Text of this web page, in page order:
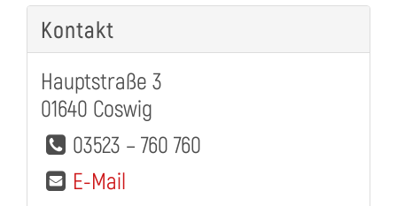
Kontakt
Hauptstraße 3
01640 Coswig
03523 – 760 760
E-Mail